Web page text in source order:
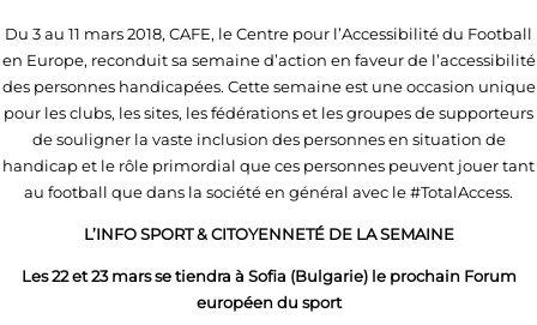
Du 3 au 11 mars 2018, CAFE, le Centre pour l’Accessibilité du Football
en Europe, reconduit sa semaine d’action en faveur de l’accessibilité
des personnes handicapées. Cette semaine est une occasion unique
pour les clubs, les sites, les fédérations et les groupes de supporteurs
de souligner la vaste inclusion des personnes en situation de
handicap et le rôle primordial que ces personnes peuvent jouer tant
au football que dans la société en général avec le #TotalAccess.
L’INFO SPORT & CITOYENNETÉ DE LA SEMAINE
Les 22 et 23 mars se tiendra à Sofia (Bulgarie) le prochain Forum
européen du sport